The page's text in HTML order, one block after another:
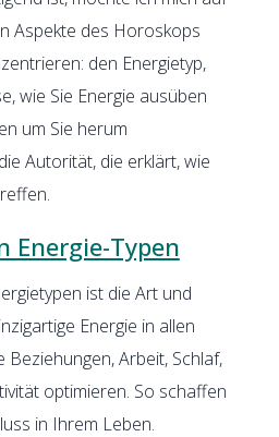
Aspekte des Horoskops
den Energietyp,
wie Sie Energie ausüben
um Sie herum
Autorität, die erklärt, wie
Energie-Typen
ist die Art und
Energie in allen
Arbeit, Schlaf,
optimieren. So schaffen
in Ihrem Leben.